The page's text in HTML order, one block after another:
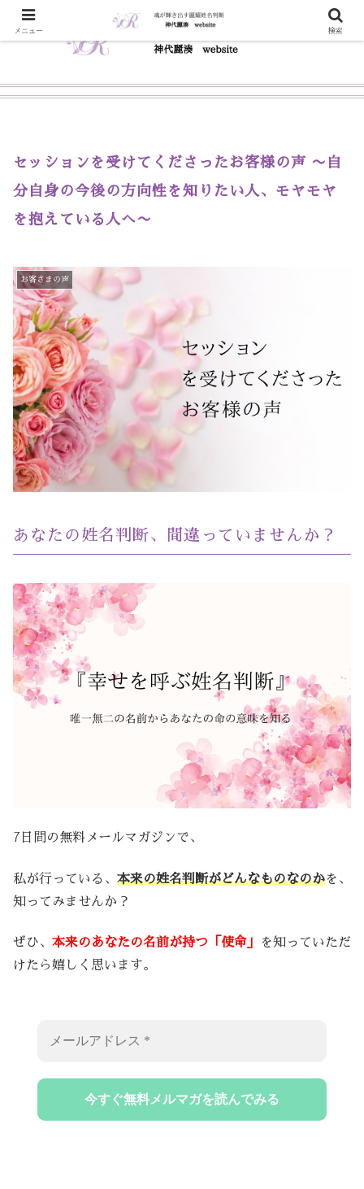
セッションを受けてくださったお客様の声 〜自
分自身の今後の方向性を知りたい人、モヤモヤ
を抱えている人へ〜
お客さまの声
あなたの姓名判断、間違っていませんか？
7日間の無料メールマガジンで、
私が行っている、 本来の姓名判断がどんなものなのかを、
知ってみませんか？
ぜひ、 本来のあなたの名前が持つ「使命」
を知っていただ
けたら嬉しく思います。
メニュー 検索